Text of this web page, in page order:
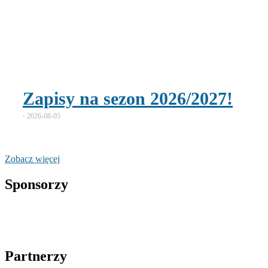
Zapisy na sezon 2026/2027!
⋅ 2026-08-05
Zobacz więcej
Sponsorzy
Partnerzy